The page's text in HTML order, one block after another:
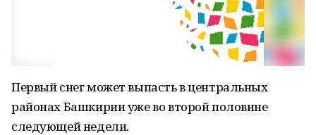
Первый снег может выпасть в центральных
районах Башкирии уже во второй половине
следующей недели.